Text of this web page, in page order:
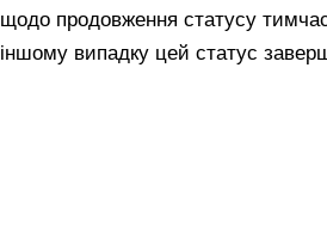
щодо продовження статусу
іншому випадку цей статус